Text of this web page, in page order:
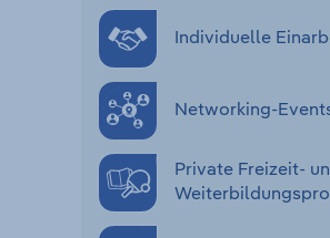
Individuelle
Networking-
Private Freizeit-